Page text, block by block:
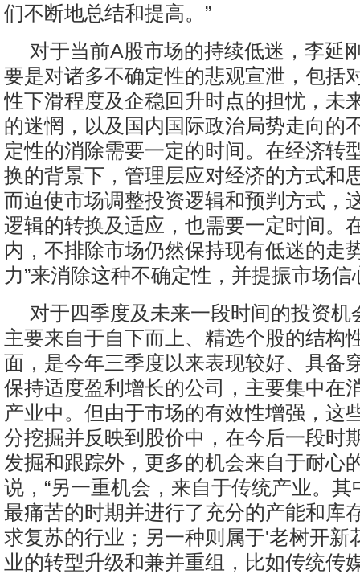
们不断地总结和提高。”
对于当前A股市场的持续低迷，李延
要是对诸多不确定性的悲观宣泄，包括
性下滑程度及企稳回升时点的担忧，未
的迷惘，以及国内国际政治局势走向的
定性的消除需要一定的时间。在经济转
换的背景下，管理层应对经济的方式和
而迫使市场调整投资逻辑和预判方式，
逻辑的转换及适应，也需要一定时间。
内，不排除市场仍然保持现有低迷的走
力”来消除这种不确定性，并提振市场信
对于四季度及未来一段时间的投资机
主要来自于自下而上、精选个股的结构
面，是今年三季度以来表现较好、具备
保持适度盈利增长的公司，主要集中在
产业中。但由于市场的有效性增强，这
分挖掘并反映到股价中，在今后一段时
发掘和跟踪外，更多的机会来自于耐心
说，“另一重机会，来自于传统产业。
最痛苦的时期并进行了充分的产能和库
求复苏的行业；另一种则属于'老树开新
业的转型升级和兼并重组，比如传统传